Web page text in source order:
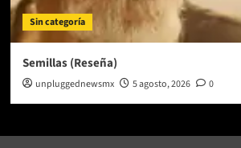
Sin categoría
Semillas (Reseña)
unpluggednewsmx 5 agosto, 2026 0